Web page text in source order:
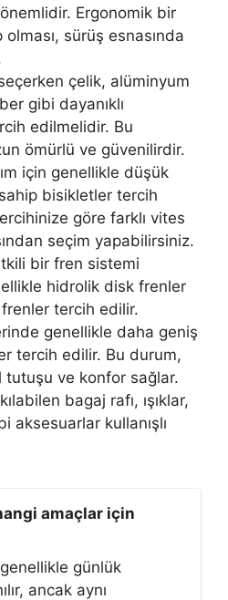
Ergonomik bir
olması, sürüş esnasında
çelik, alüminyum
gibi dayanıklı
edilmelidir. Bu
ömürlü ve güvenilirdir.
için genellikle düşük
bisikletler tercih
göre farklı vites
seçim yapabilirsiniz.
bir fren sistemi
hidrolik disk frenler
tercih edilir.
genellikle daha geniş
tercih edilir. Bu durum,
tutuşu ve konfor sağlar.
bagaj rafı, ışıklar,
aksesuarlar kullanışlı
amaçlar için
günlük
ancak aynı